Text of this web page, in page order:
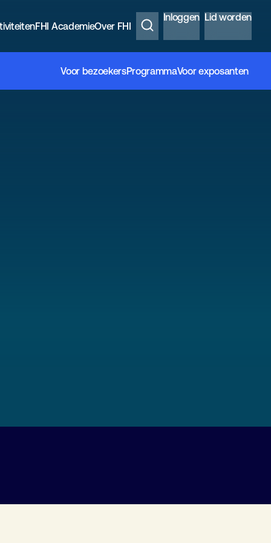
FHI AcademieOver FHI
Inloggen Lid worden
Voor bezoekersProgrammaVoor exposanten